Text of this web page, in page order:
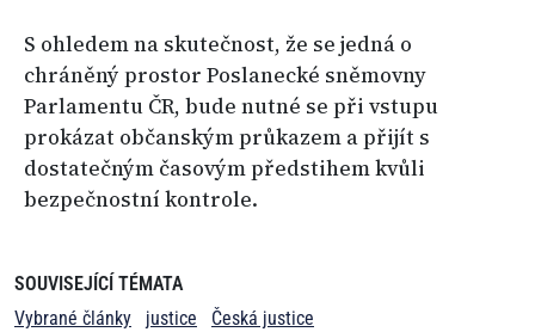
S ohledem na skutečnost, že se jedná o
chráněný prostor Poslanecké sněmovny
Parlamentu ČR, bude nutné se při vstupu
prokázat občanským průkazem a přijít s
dostatečným časovým předstihem kvůli
bezpečnostní kontrole.
SOUVISEJÍCÍ TÉMATA
Vybrané články
justice Česká justice